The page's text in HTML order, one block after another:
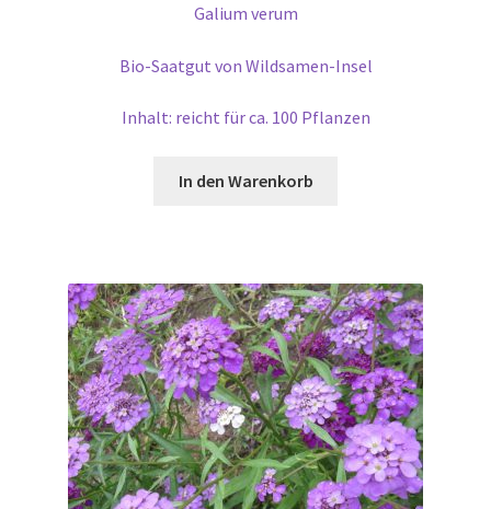
Galium verum
Bio-Saatgut von Wildsamen-Insel
Inhalt: reicht für ca. 100 Pflanzen
In den Warenkorb